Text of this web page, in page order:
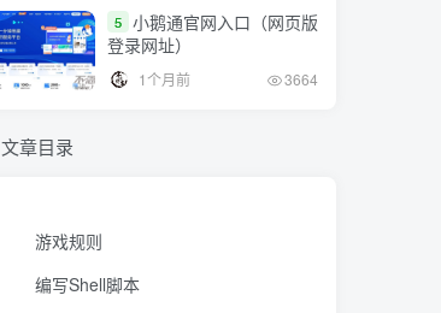
5 小鹅通官网入口（网页版
登录网址）
1个月前 3664
文章目录
游戏规则
编写Shell脚本